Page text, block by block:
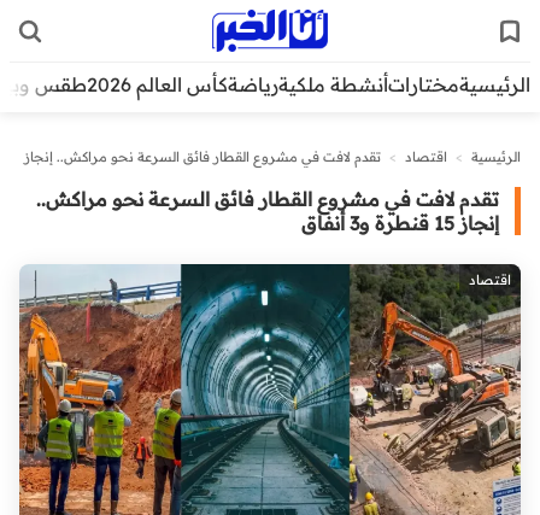
الرئيسيةمختاراتأنشطة ملكيةرياضةكأس العالم 2026 طقس
الرئيسية > اقتصاد > تقدم لافت في مشروع القطار فائق السرعة نحو مراكش.. إنجاز
تقدم لافت في مشروع القطار فائق السرعة نحو مراكش..
إنجاز 15 قنطرة و3 أنفاق
اقتصاد